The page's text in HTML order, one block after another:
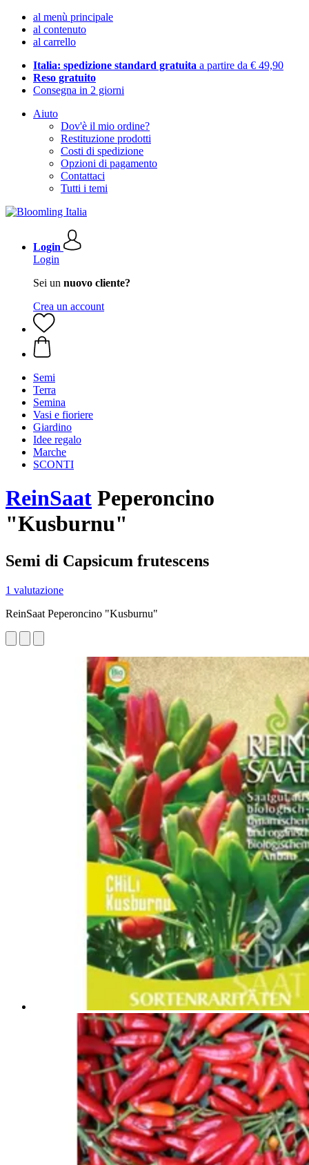
al menù principale
al contenuto
al carrello
Italia: spedizione standard gratuita a partire da € 49,90
Reso gratuito
Consegna in 2 giorni
Aiuto
Dov'è il mio ordine?
Restituzione prodotti
Costi di spedizione
Opzioni di pagamento
Contattaci
Tutti i temi
Login
Login
Sei un nuovo cliente?
Crea un account
Semi
Terra
Semina
Vasi e fioriere
Giardino
Idee regalo
Marche
SCONTI
ReinSaat Peperoncino
"Kusburnu"
Semi di Capsicum frutescens
1 valutazione
ReinSaat Peperoncino "Kusburnu"